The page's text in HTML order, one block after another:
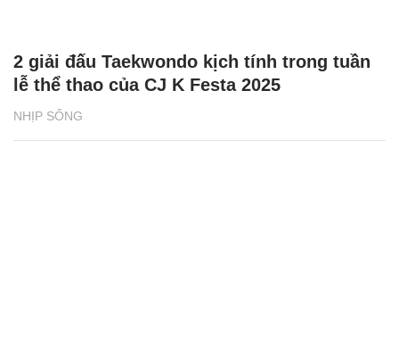
NHỊP SỐNG
2 giải đấu Taekwondo kịch tính trong tuần
lễ thể thao của CJ K Festa 2025